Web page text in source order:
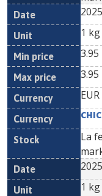
1 kg
3.95
3.95
EUR
La
1 kg